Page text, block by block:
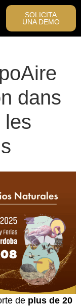
SOLICITA
UNA DEMO
dans
les
de plus de 20